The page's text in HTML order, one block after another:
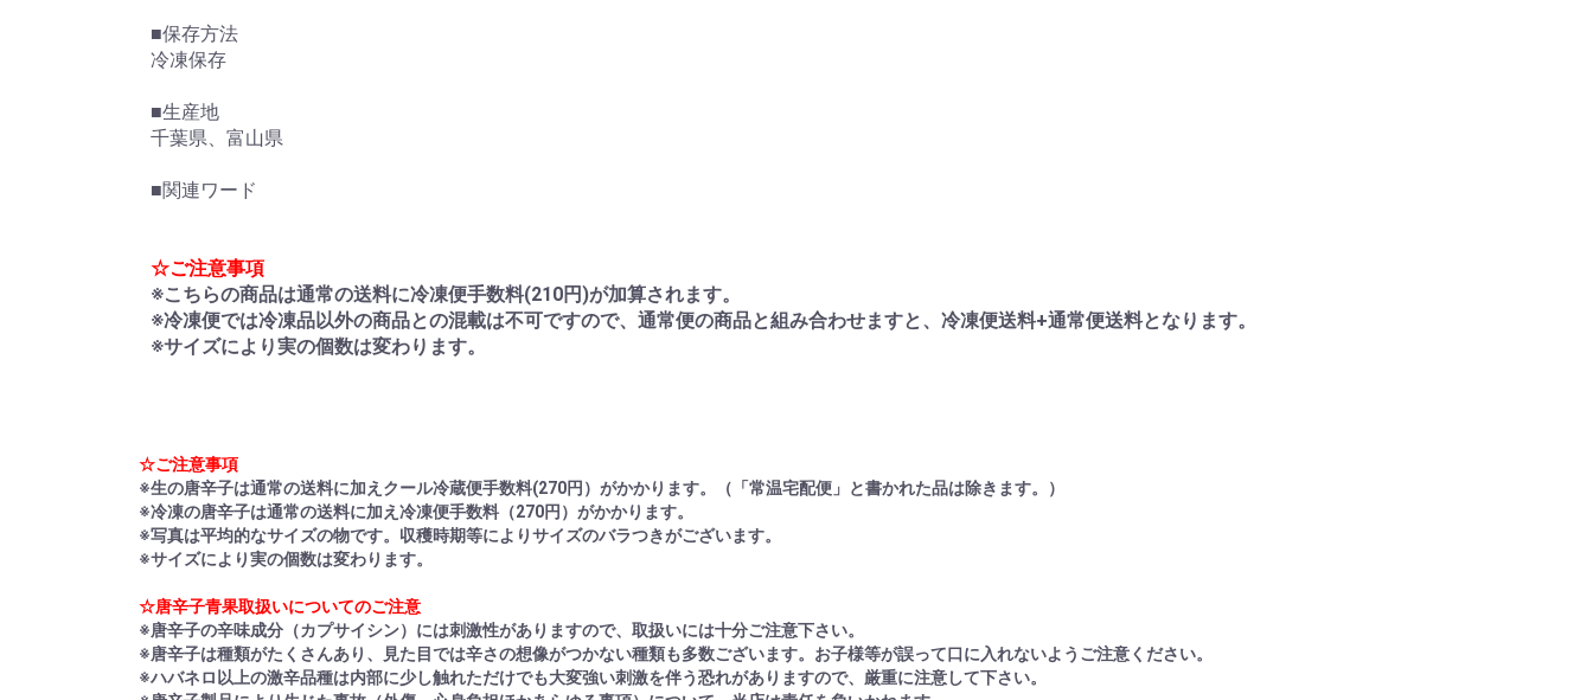
■保存方法
冷凍保存
■生産地
千葉県、富山県
■関連ワード
☆ご注意事項
※こちらの商品は通常の送料に冷凍便手数料(210円)が加算されます。
※冷凍便では冷凍品以外の商品との混載は不可ですので、通常便の商品と組み合わせますと、冷凍便送料+通常便送料となります。
※サイズにより実の個数は変わります。
☆ご注意事項
※生の唐辛子は通常の送料に加えクール冷蔵便手数料(270円）がかかります。（「常温宅配便」と書かれた品は除きます。）
※冷凍の唐辛子は通常の送料に加え冷凍便手数料（270円）がかかります。
※写真は平均的なサイズの物です。収穫時期等によりサイズのバラつきがございます。
※サイズにより実の個数は変わります。
☆唐辛子青果取扱いについてのご注意
※唐辛子の辛味成分（カプサイシン）には刺激性がありますので、取扱いには十分ご注意下さい。
※唐辛子は種類がたくさんあり、見た目では辛さの想像がつかない種類も多数ございます。お子様等が誤って口に入れないようご注意ください。
※ハバネロ以上の激辛品種は内部に少し触れただけでも大変強い刺激を伴う恐れがありますので、厳重に注意して下さい。